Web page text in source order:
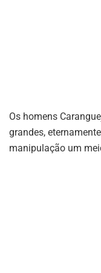
Os homens
grandes,
manipulação um